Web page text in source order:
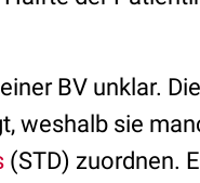
BV unklar.
weshalb sie
(STD) zuordnen.